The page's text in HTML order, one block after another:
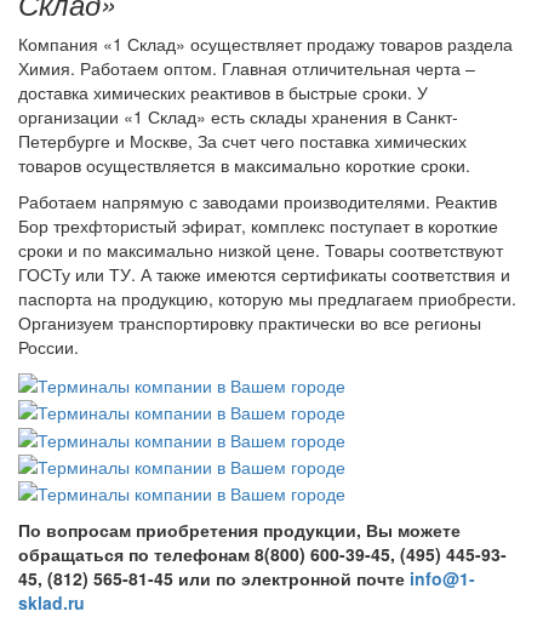
Компания «1 Склад» осуществляет продажу товаров раздела
Химия. Работаем оптом. Главная отличительная черта –
доставка химических реактивов в быстрые сроки. У
организации «1 Склад» есть склады хранения в Санкт-
Петербурге и Москве, За счет чего поставка химических
товаров осуществляется в максимально короткие сроки.
Работаем напрямую с заводами производителями. Реактив
Бор трехфтористый эфират, комплекс поступает в короткие
сроки и по максимально низкой цене. Товары соответствуют
ГОСТу или ТУ. А также имеются сертификаты соответствия и
паспорта на продукцию, которую мы предлагаем приобрести.
Организуем транспортировку практически во все регионы
России.
По вопросам приобретения продукции, Вы можете
обращаться по телефонам 8(800) 600-39-45, (495) 445-93-
45, (812) 565-81-45 или по электронной почте info@1-
sklad.ru